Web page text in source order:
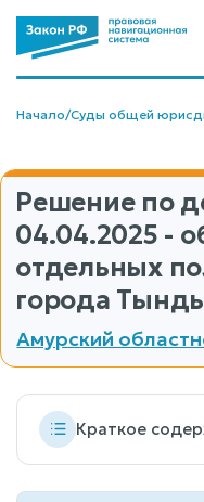
Начало/Суды общей
Решение по
04.04.2025 -
отдельных
города
Амурский
Краткое